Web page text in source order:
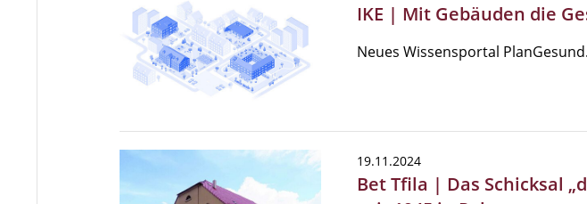
IKE | Mit Gebäuden die
Neues Wissensportal
19.11.2024
Bet Tfila | Das Schicksal